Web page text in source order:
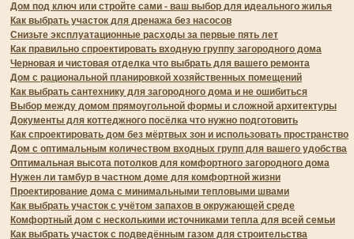
Дом под ключ или стройте сами - ваш выбор для идеального жилья
Как выбрать участок для дренажа без насосов
Снизьте эксплуатационные расходы за первые пять лет
Как правильно спроектировать входную группу загородного дома
Черновая и чистовая отделка что выбрать для вашего ремонта
Дом с рациональной планировкой хозяйственных помещений
Как выбрать сантехнику для загородного дома и не ошибиться
Выбор между домом прямоугольной формы и сложной архитектуры
Документы для коттеджного посёлка что нужно подготовить
Как спроектировать дом без мёртвых зон и использовать пространство
Дом с оптимальным количеством входных групп для вашего удобства
Оптимальная высота потолков для комфортного загородного дома
Нужен ли тамбур в частном доме для комфортной жизни
Проектирование дома с минимальными тепловыми швами
Как выбрать участок с учётом запахов в окружающей среде
Комфортный дом с несколькими источниками тепла для всей семьи
Как выбрать участок с подведённым газом для строительства